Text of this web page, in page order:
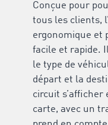
Conçue pour
tous les clients,
ergonomique et
facile et rapide.
le type de
départ et la
circuit s’afficher
carte, avec un